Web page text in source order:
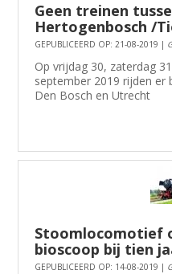
Geen treinen
Hertogenbosch /
GEPUBLICEERD OP: 21-08-2019 |
Op vrijdag 30, zaterdag
september 2019 rijden er
Den Bosch en Utrecht
Stoomlocomotief
bioscoop bij tien
GEPUBLICEERD OP: 14-08-2019 |